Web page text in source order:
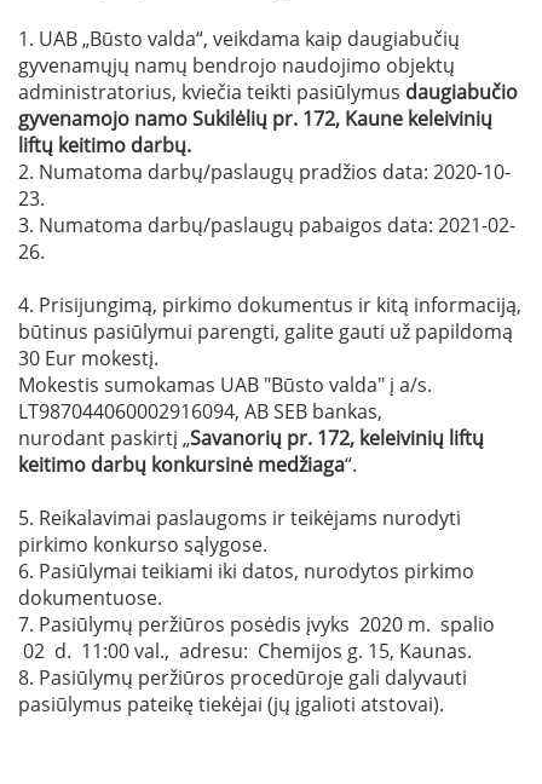
1. UAB „Būsto valda“, veikdama kaip daugiabučių
gyvenamųjų namų bendrojo naudojimo objektų
administratorius, kviečia teikti pasiūlymus daugiabučio
gyvenamojo namoSukilėlių pr. 172, Kaune keleivinių
liftų keitimo darbų.
2. Numatoma darbų/paslaugų pradžios data: 2020-10-
23.
3. Numatoma darbų/paslaugų pabaigos data: 2021-02-
26.
4. Prisijungimą, pirkimo dokumentus ir kitą informaciją,
būtinus pasiūlymui parengti, galite gauti už papildomą
30 Eur mokestį.
Mokestis sumokamas UAB "Būsto valda" į a/s.
LT987044060002916094, AB SEB bankas,
nurodant paskirtį „Savanorių pr. 172, keleivinių liftų
keitimo darbų konkursinė medžiaga“.
5. Reikalavimai paslaugoms ir teikėjams nurodyti
pirkimo konkurso sąlygose.
6. Pasiūlymai teikiami iki datos, nurodytos pirkimo
dokumentuose.
7. Pasiūlymų peržiūros posėdis įvyks 2020 m. spalio
02 d. 11:00 val., adresu: Chemijos g. 15, Kaunas.
8. Pasiūlymų peržiūros procedūroje gali dalyvauti
pasiūlymus pateikę tiekėjai (jų įgalioti atstovai).